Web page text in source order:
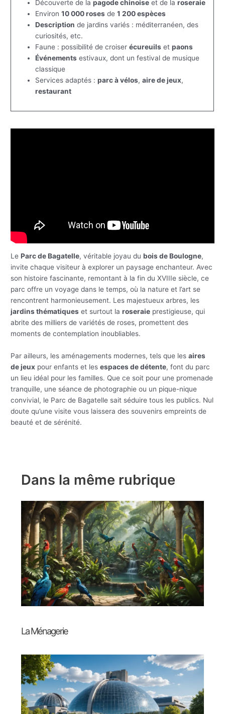
Découverte de la pagode chinoiseet de la roseraie
Environ 10 000 rosesde 1 200 espèces
Description de jardins variés : méditerranéen, des
curiosités, etc.
Faune : possibilité de croiser écureuilset paons
Événementsestivaux, dont un festival de musique
classique
Services adaptés : parc à vélos, aire de jeux,
restaurant
LeParc de Bagatelle, véritable joyau dubois de Boulogne,
invite chaque visiteur à explorer un paysage enchanteur. Avec
son histoire fascinante, remontant à la fin du XVIIIe siècle, ce
parc offre un voyage dans le temps, où la nature et l’art se
rencontrent harmonieusement. Les majestueux arbres, les
jardins thématiques et surtout laroseraie prestigieuse, qui
abrite des milliers de variétés de roses, promettent des
moments de contemplation inoubliables.
Par ailleurs, les aménagements modernes, tels que lesaires
de jeux pour enfants et lesespaces de détente, font du parc
un lieu idéal pour les familles. Que ce soit pour une promenade
tranquille, une séance de photographie ou un pique-nique
convivial, le Parc de Bagatelle sait séduire tous les publics. Nul
doute qu’une visite vous laissera des souvenirs empreints de
beauté et de sérénité.
Dans la même rubrique
La Ménagerie